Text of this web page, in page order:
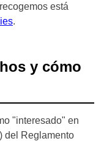
está
.
y cómo
"interesado" en
del Reglamento